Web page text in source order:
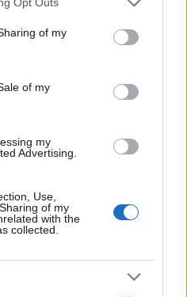
behaviour. You may click to
and its third-party tags to
purposes in below Google
of my
of my
my
Advertising.
Use,
of my
with the
collected.
Πότε γίνονται οι
- Τα
το πρόγραμμα ΕΣΠΑ
στο
του Δήμο τους,
για την
καθώς αυτή η
αρχές Ιουνίου είναι η